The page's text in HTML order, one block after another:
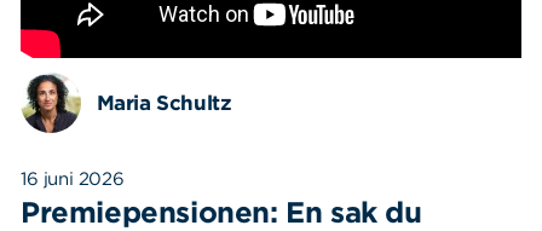
Maria Schultz
16 juni 2026
Premiepensionen: En sak du